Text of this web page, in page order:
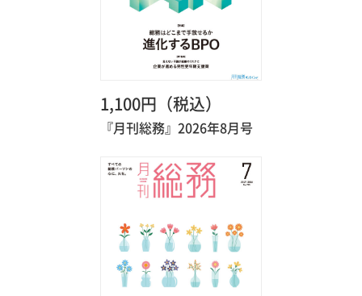
1,100円（税込）
『月刊総務』2026年8月号